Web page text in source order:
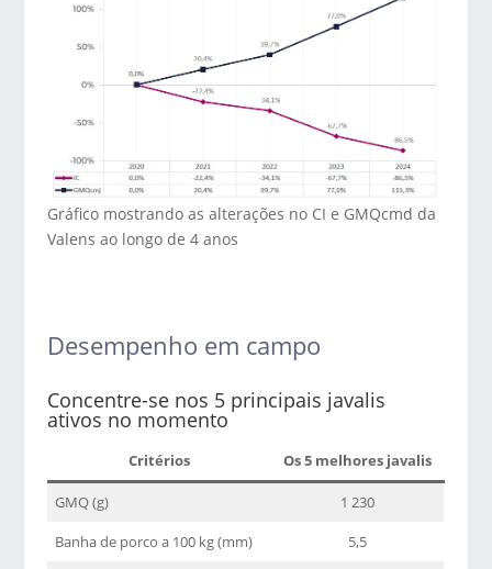
Gráfico mostrando as alterações no CI e GMQcmd da
Valens ao longo de 4 anos
Desempenho em campo
Concentre-se nos 5 principais javalis
ativos no momento
Critérios Os 5 melhores javalis
GMQ (g)
1 230
Banha de porco a 100 kg (mm)
5,5